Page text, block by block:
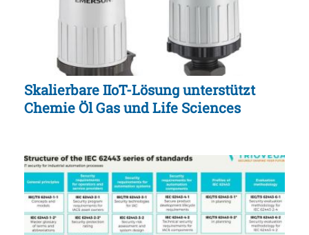
Skalierbare IIoT-Lösung unterstützt
Chemie Öl Gas und Life Sciences